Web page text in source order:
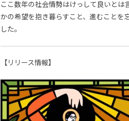
ここ数年の社会情勢はけっして良いと
かの希望を抱き暮らすこと、進むことを
した。
【リリース情報】